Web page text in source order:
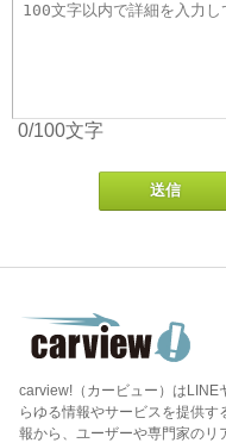
0/100文字
carview!（カービュー）はLINE
らゆる情報やサービスを提供
報から、ユーザーや専門家のリ